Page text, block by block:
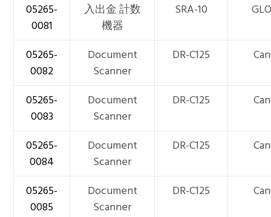
05265-
0081
入出金 計数
機器
SRA-10
05265-
0082
Document
Scanner
DR-C125
05265-
0083
Document
Scanner
DR-C125
05265-
0084
Document
Scanner
DR-C125
05265-
0085
Document
Scanner
DR-C125